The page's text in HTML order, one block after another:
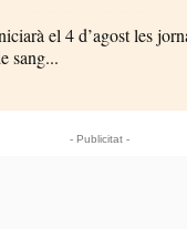
el 4 d’agost les
sang...
- Publicitat -